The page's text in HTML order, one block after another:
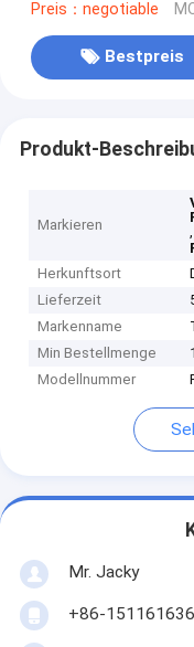
Preis：negotiable
Bestpreis
Produkt-
Markieren
,
Herkunftsort
Lieferzeit
Markenname
Min Bestellmenge
Modellnummer
Mr. Jacky
+86-